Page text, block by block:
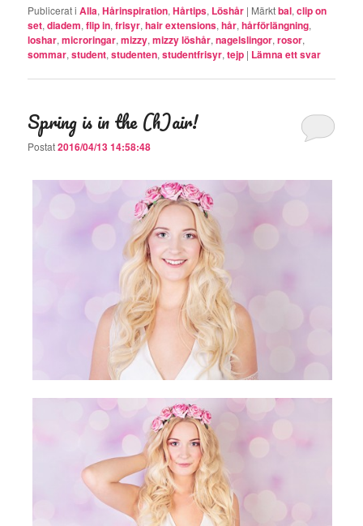
Publicerat i Alla,Hårinspiration,Hårtips, Löshår | Märktbal,clip on
set,diadem,flip in,frisyr,hair extensions,hår,hårförlängning,
loshar,microringar,mizzy,mizzy löshår,nagelslingor,rosor,
sommar,student,studenten,studentfrisyr,tejp | Lämna ett svar
Spring is in the (h)air!
Postat2016/04/13 14:58:48